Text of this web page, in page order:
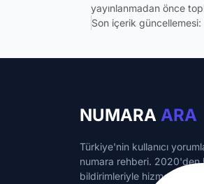
yayınlanmadan önce
Son içerik güncellemesi:
NUMARA ARA
Türkiye'nin kullanıcı
numara rehberi. 2020'den
bildirimleriyle hizmet